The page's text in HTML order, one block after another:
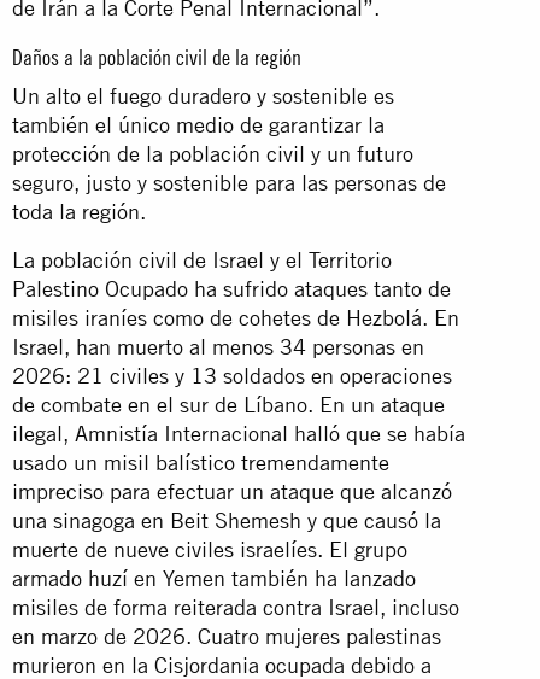
de Irán a la Corte Penal Internacional”.
Daños a la población civil de la región
Un alto el fuego duradero y sostenible es
también el único medio de garantizar la
protección de la población civil y un futuro
seguro, justo y sostenible para las personas de
toda la región.
La población civil de Israel y el Territorio
Palestino Ocupado ha sufrido ataques tanto de
misiles iraníes como de cohetes de Hezbolá. En
Israel, han muerto al menos 34 personas en
2026: 21 civiles y 13 soldados en operaciones
de combate en el sur de Líbano. En un ataque
ilegal, Amnistía Internacional halló que se había
usado un misil balístico tremendamente
impreciso para efectuar un ataque que alcanzó
una sinagoga en Beit Shemesh y que causó la
muerte de nueve civiles israelíes. El grupo
armado huzí en Yemen también ha lanzado
misiles de forma reiterada contra Israel, incluso
en marzo de 2026. Cuatro mujeres palestinas
murieron en la Cisjordania ocupada debido a